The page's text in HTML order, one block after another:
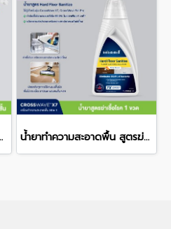
(สำหรับรุ่น Crosswave® X7 เท่านั้น) น้ำยาทำความสะอาดพื้น สูตรฆ่าเชื้อโรค สำหรับรุ่น CrossWave®